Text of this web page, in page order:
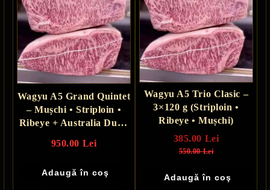
Wagyu A5 Grand Quintet
– Mușchi • Striploin •
Ribeye + Australia Duo -
grame total)
950.00 Lei
Wagyu A5 Trio Clasic –
3×120 g (Striploin •
Ribeye • Mușchi)
385.00 Lei
550.00 Lei